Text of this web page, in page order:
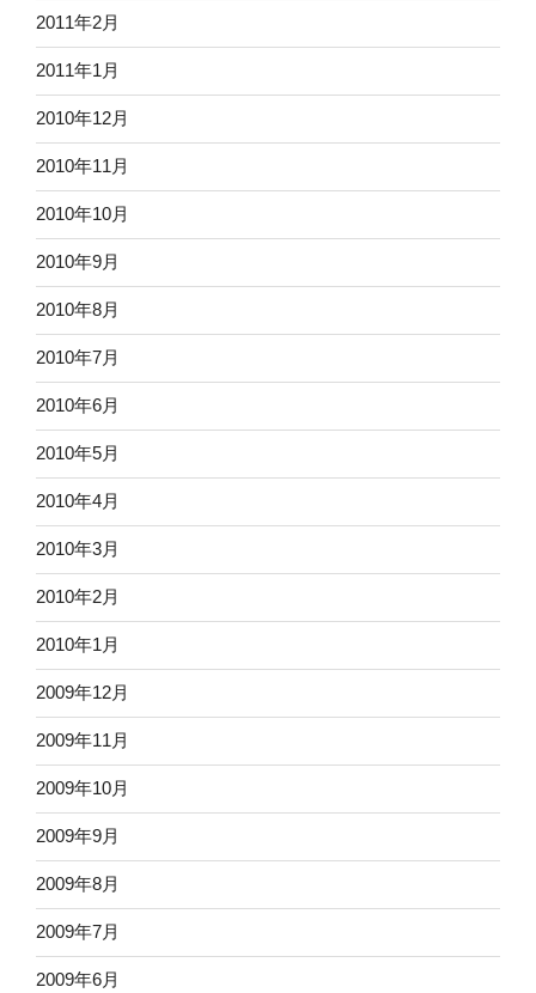
2011年2月
2011年1月
2010年12月
2010年11月
2010年10月
2010年9月
2010年8月
2010年7月
2010年6月
2010年5月
2010年4月
2010年3月
2010年2月
2010年1月
2009年12月
2009年11月
2009年10月
2009年9月
2009年8月
2009年7月
2009年6月